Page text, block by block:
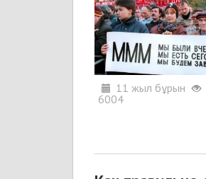
11 жыл бұрын
6004